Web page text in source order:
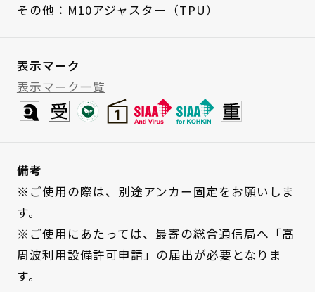
その他：M10アジャスター（TPU）
表示マーク
表示マーク一覧
備考
※ご使用の際は、別途アンカー固定をお願いしま
す。
※ご使用にあたっては、最寄の総合通信局へ「高
周波利用設備許可申請」の届出が必要となりま
す。